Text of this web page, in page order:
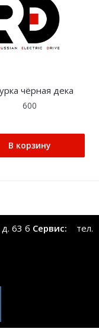
чёрная дека
600
В корзину
63 б Сервис: тел.